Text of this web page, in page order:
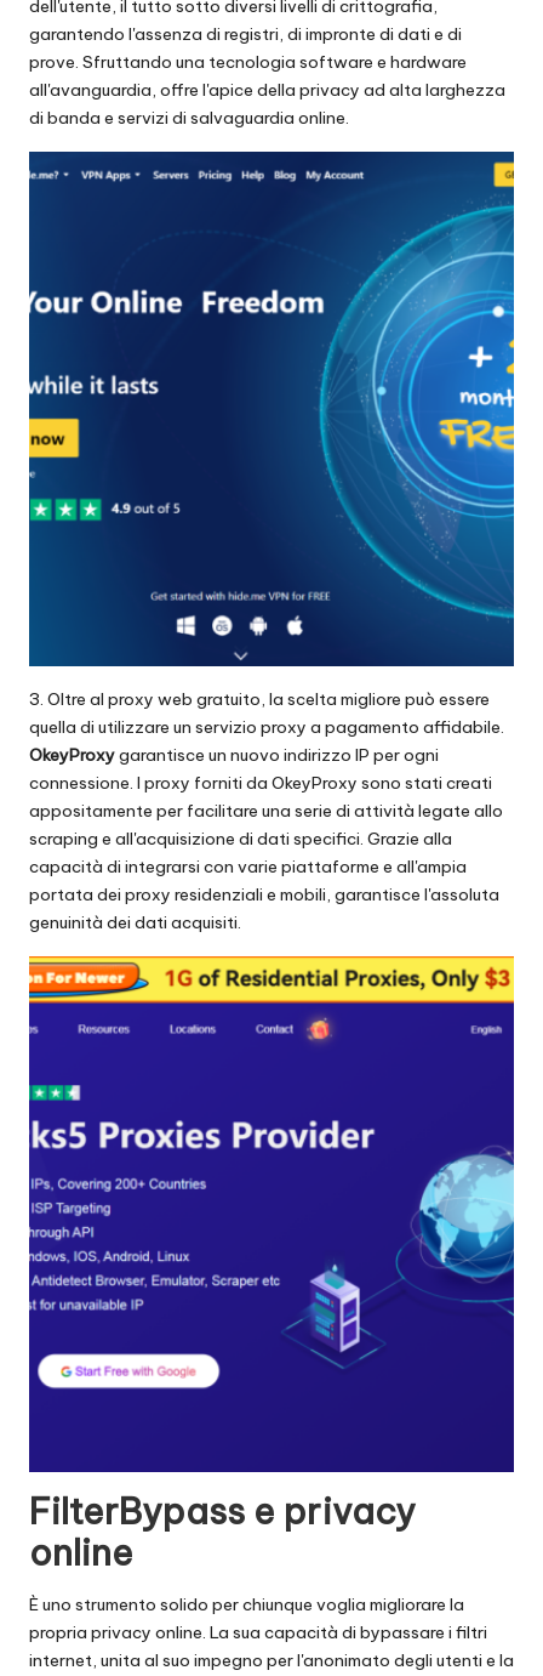
dell'utente, il tutto sotto diversi livelli di crittografia,
garantendo l'assenza di registri, di impronte di dati e di
prove. Sfruttando una tecnologia software e hardware
all'avanguardia, offre l'apice della privacy ad alta larghezza
di banda e servizi di salvaguardia online.
3. Oltre al proxy web gratuito, la scelta migliore può essere
quella di utilizzare un servizio proxy a pagamento affidabile.
OkeyProxygarantisce un nuovo indirizzo IP per ogni
connessione. I proxy forniti da OkeyProxy sono stati creati
appositamente per facilitare una serie di attività legate allo
scraping e all'acquisizione di dati specifici. Grazie alla
capacità di integrarsi con varie piattaforme e all'ampia
portata dei proxy residenziali e mobili, garantisce l'assoluta
genuinità dei dati acquisiti.
FilterBypass e privacy
online
È uno strumento solido per chiunque voglia migliorare la
propria privacy online. La sua capacità di bypassare i filtri
internet, unita al suo impegno per l'anonimato degli utenti e la